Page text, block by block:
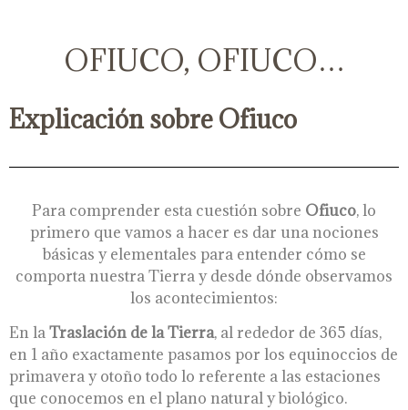
OFIUCO, OFIUCO…
Explicación sobre Ofiuco
Para comprender esta cuestión sobre Ofiuco, lo
primero que vamos a hacer es dar una nociones
básicas y elementales para entender cómo se
comporta nuestra Tierra y desde dónde observamos
los acontecimientos:
En laTraslación de la Tierra, al rededor de 365 días,
en 1 año exactamente pasamos por los equinoccios de
primavera y otoño todo lo referente a las estaciones
que conocemos en el plano natural y biológico.